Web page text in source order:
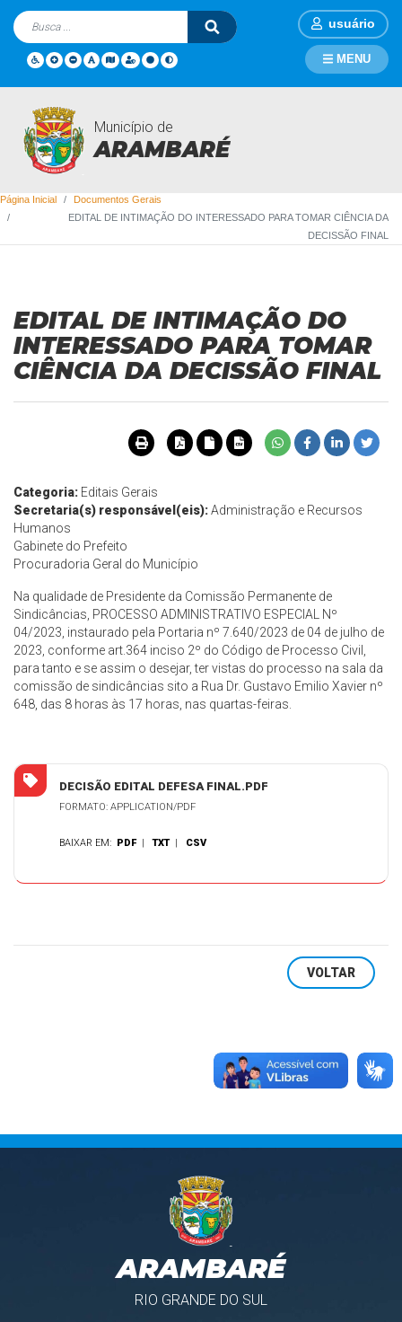
usuário
Município de
ARAMBARÉ
MENU
Documentos Gerais
Página Inicial
Documentos Gerais
EDITAL DE INTIMAÇÃO DO INTERESSADO PARA TOMAR CIÊNCIA DA
DECISSÃO FINAL
EDITAL DE INTIMAÇÃO DO
INTERESSADO PARA TOMAR
CIÊNCIA DA DECISSÃO FINAL
Categoria: Editais Gerais
Secretaria(s) responsável(eis):Administração e Recursos
Humanos
Gabinete do Prefeito
Procuradoria Geral do Município
Na qualidade de Presidente da Comissão Permanente de
Sindicâncias, PROCESSO ADMINISTRATIVO ESPECIAL Nº
04/2023, instaurado pela Portaria nº 7.640/2023 de 04 de julho de
2023, conforme art.364 inciso 2º do Código de Processo Civil,
para tanto e se assim o desejar, ter vistas do processo na sala da
comissão de sindicâncias sito a Rua Dr. Gustavo Emilio Xavier nº
648, das 8 horas às 17 horas, nas quartas-feiras.
DECISÃO EDITAL DEFESA FINAL.PDF
FORMATO: APPLICATION/PDF
BAIXAR EM: PDF |TXT | CSV
VOLTAR
ARAMBARÉ
RIO GRANDE DO SUL